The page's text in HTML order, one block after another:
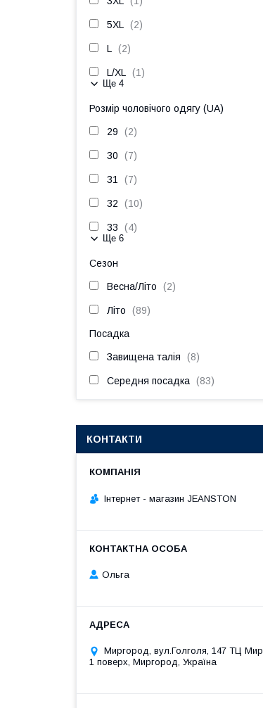
5XL 2
L 2
L/XL 1
Ще 4
Розмір чоловічого одягу (UA)
29 2
30 7
31 7
32 10
33 4
Ще 6
Сезон
Весна/Літо 2
Літо 89
Посадка
Завищена талія 8
Середня посадка 83
КОНТАКТИ
Інтернет - магазин JEANSTON
Ольга
Миргород, вул.Голголя, 147 ТЦ Мир
1 поверх, Миргород, Україна